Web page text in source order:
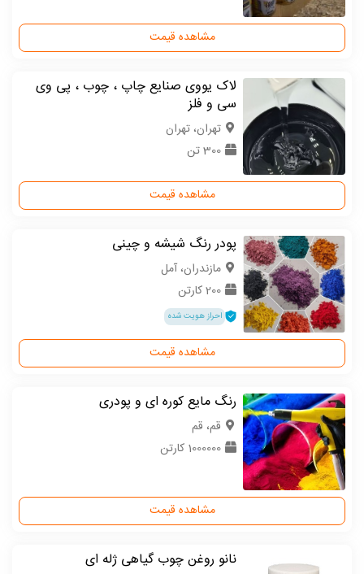
مشاهده قیمت
لاک یووی صنایع چاپ ، چوب ، پی وی
سی و فلز
تهران، تهران
300 تن
مشاهده قیمت
پودر رنگ شیشه و چینی
مازندران، آمل
200 کارتن
احراز هویت شده
مشاهده قیمت
رنگ مایع کوره ای و پودری
قم، قم
1000000 کارتن
مشاهده قیمت
نانو روغن چوب گیاهی ژله ای